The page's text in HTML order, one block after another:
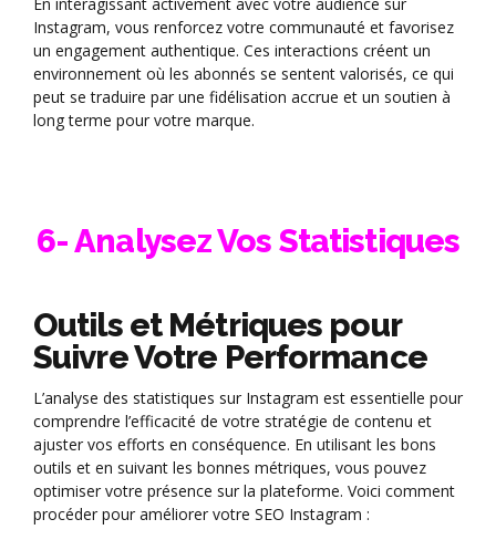
Instagram, vous renforcez votre communauté et favorisez
un engagement authentique. Ces interactions créent un
environnement où les abonnés se sentent valorisés, ce qui
peut se traduire par une fidélisation accrue et un soutien à
long terme pour votre marque.
6- Analysez Vos Statistiques
Outils et Métriques pour
Suivre Votre Performance
L’analyse des statistiques sur Instagram est essentielle pour
comprendre l’efficacité de votre stratégie de contenu et
ajuster vos efforts en conséquence. En utilisant les bons
outils et en suivant les bonnes métriques, vous pouvez
optimiser votre présence sur la plateforme. Voici comment
procéder pour améliorer votre SEO Instagram :